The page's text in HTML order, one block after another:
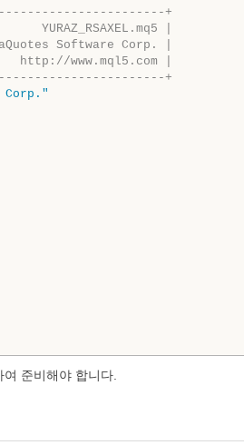
+
|
Software Corp. |
www.mql5.com |
+
Corp."
준비해야 합니다.